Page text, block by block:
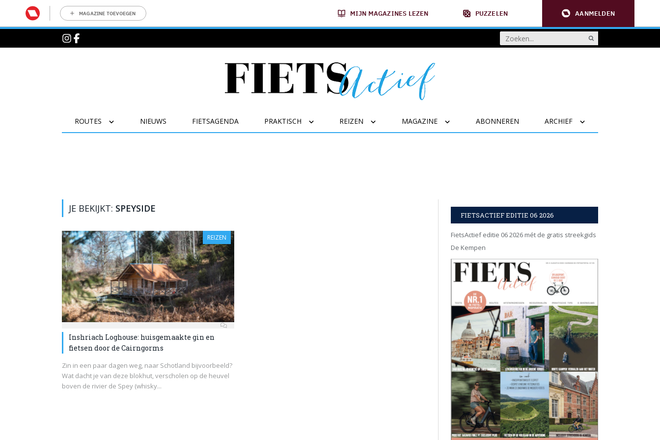
MAGAZINE TOEVOEGEN MIJN MAGAZINES LEZEN PUZZELEN AANMELDEN
ROUTES NIEUWS FIETSAGENDA PRAKTISCH REIZEN MAGAZINE ABONNEREN ARCHIEF
JE BEKIJKT: SPEYSIDE
REIZEN
Inshriach Loghouse: huisgemaakte gin en
fietsen door de Cairngorms
Zin in een paar dagen weg, naar Schotland bijvoorbeeld?
Wat dacht je van deze blokhut, verscholen op de heuvel
boven de rivier de Spey (whisky...
FIETSACTIEF EDITIE 06 2026
FietsActief editie 06 2026 mét de gratis streekgids
De Kempen